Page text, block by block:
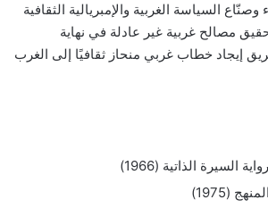
وصنّاع السياسة الغربية والإمبريالية الثقافية
مصالح غربية غير عادلة في نهاية
إيجاد خطاب غربي منحاز ثقافيًا إلى الغرب
السيرة الذاتية (1966)
(1975)